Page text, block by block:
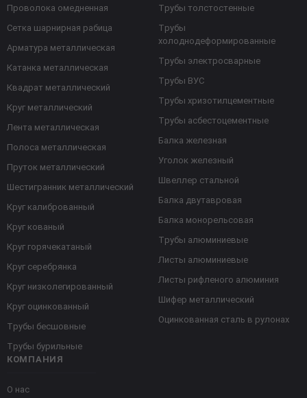
КОМПАНИЯ
О нас
Проволока омедненная
Сетка шарнирная рабица
Арматура металлическая
Катанка металлическая
Квадрат металлический
Круг металлический
Лента металлическая
Полоса металлическая
Пруток металлический
Шестигранник металлический
Круг калиброванный
Круг кованый
Круг горячекатаный
Круг серебрянка
Круг низколегированный
Круг оцинкованный
Трубы бесшовные
Трубы бурильные
Трубы толстостенные
Трубы
холоднодеформированные
Трубы электросварные
Трубы ВУС
Трубы хризотилцементные
Трубы асбестоцементные
Балка железная
Уголок железный
Швеллер стальной
Балка двутавровая
Балка монорельсовая
Трубы алюминиевые
Листы алюминиевые
Листы рифленого алюминия
Шифер металлический
Оцинкованная сталь в рулонах